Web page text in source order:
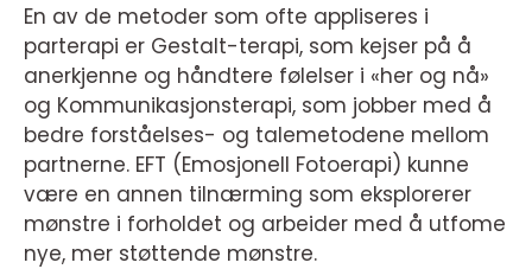
En av de metoder som ofte appliseres i
parterapi er Gestalt-terapi, som kejser på å
anerkjenne og håndtere følelser i «her og nå»
og Kommunikasjonsterapi, som jobber med å
bedre forståelses- og talemetodene mellom
partnerne. EFT (Emosjonell Fotoerapi) kunne
være en annen tilnærming som eksplorerer
mønstre i forholdet og arbeider med å utfome
nye, mer støttende mønstre.